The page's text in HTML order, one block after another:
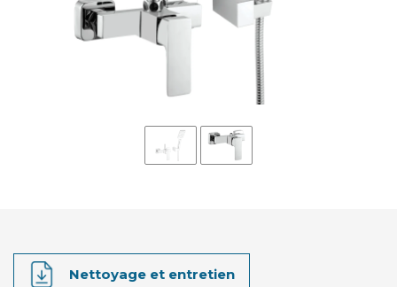
Nettoyage et entretien